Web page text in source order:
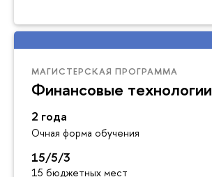
МАГИСТЕРСКАЯ ПРОГРАММА
Финансовые технологии
2 года
Очная форма обучения
15/5/3
15 бюджетных мест